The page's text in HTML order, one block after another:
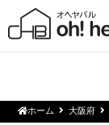
ホーム 大阪府